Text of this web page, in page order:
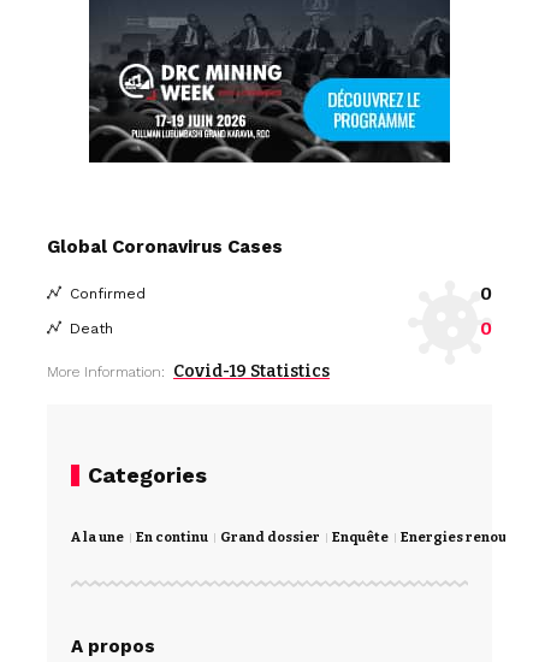
Global Coronavirus Cases
Confirmed 0
Death 0
More Information: Covid-19 Statistics
Categories
A la une En continu Grand dossier Enquête Energies
A propos